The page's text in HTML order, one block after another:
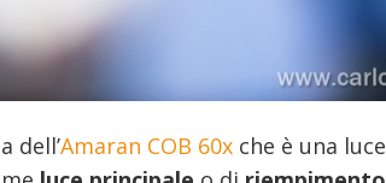
dell’Amaran COB 60x che è una luce